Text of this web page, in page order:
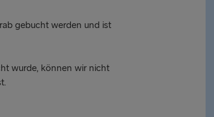
gebucht werden und ist
wurde, können wir nicht